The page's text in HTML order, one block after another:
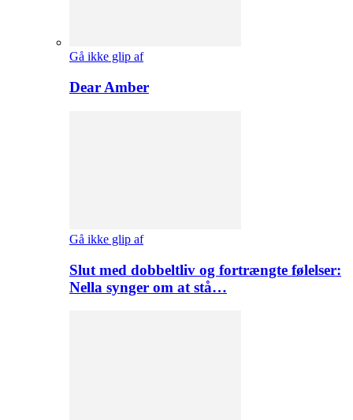
Gå ikke glip af
Dear Amber
Gå ikke glip af
Slut med dobbeltliv og fortrængte følelser:
Nella synger om at stå…